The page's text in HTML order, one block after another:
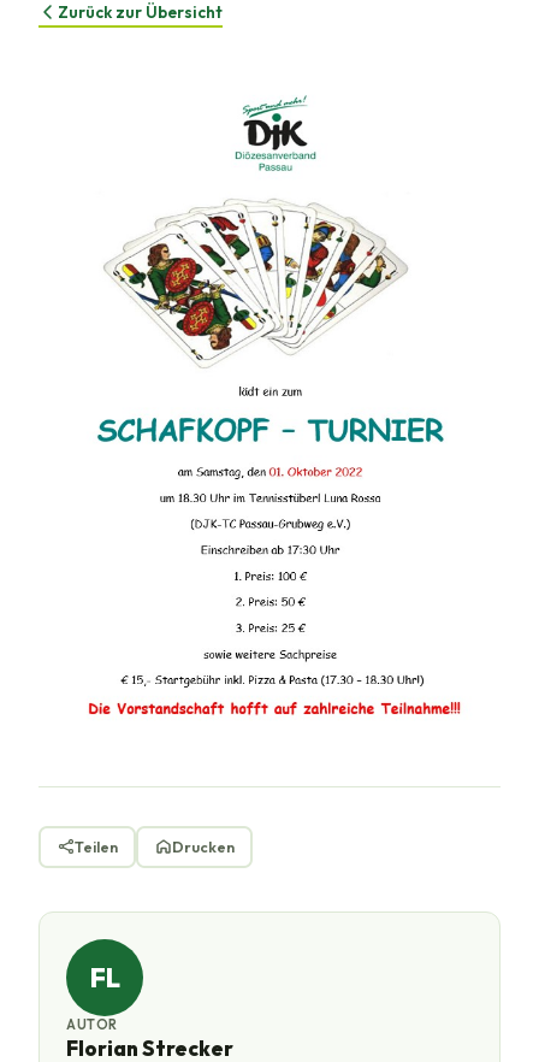
Zurück zur Übersicht
Teilen Drucken
FL
AUTOR
Florian Strecker